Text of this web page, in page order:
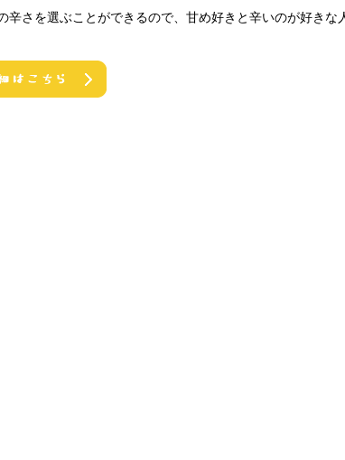
辛さを選ぶことができるので、甘め好きと辛いのが好きな